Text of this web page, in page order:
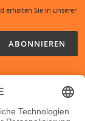
erhalten Sie in unserer
ABONNIEREN